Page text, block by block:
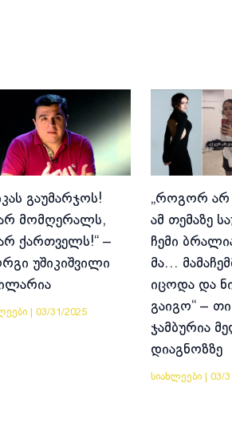
გაუმარჯოს!
მომღერალს,
ქართველს!“ –
უშიკიშვილი
|03/31/2025
„როგორ არ
ამ თემაზე
ჩემი
მა…
იცოდა და
გაიგო“ –
ჯამბურია
დიაგნოზზე
სიახლეები| 03/